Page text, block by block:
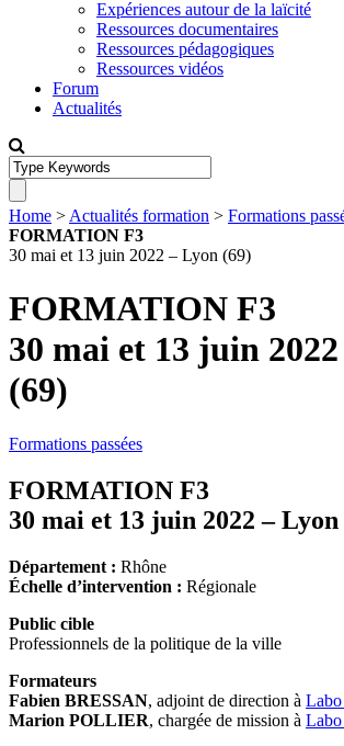
Expériences autour de la laïcité
Ressources documentaires
Ressources pédagogiques
Ressources vidéos
Forum
Actualités
Home > Actualités formation > Formations
FORMATION F3
30 mai et 13 juin 2022 – Lyon (69)
FORMATION F3
30 mai et 13 juin
(69)
Formations passées
FORMATION F3
30 mai et 13 juin 2022 – Lyon
Département : Rhône
Échelle d’intervention : Régionale
Public cible
Professionnels de la politique de la ville
Formateurs
Fabien BRESSAN, adjoint de direction à
Marion POLLIER, chargée de mission à